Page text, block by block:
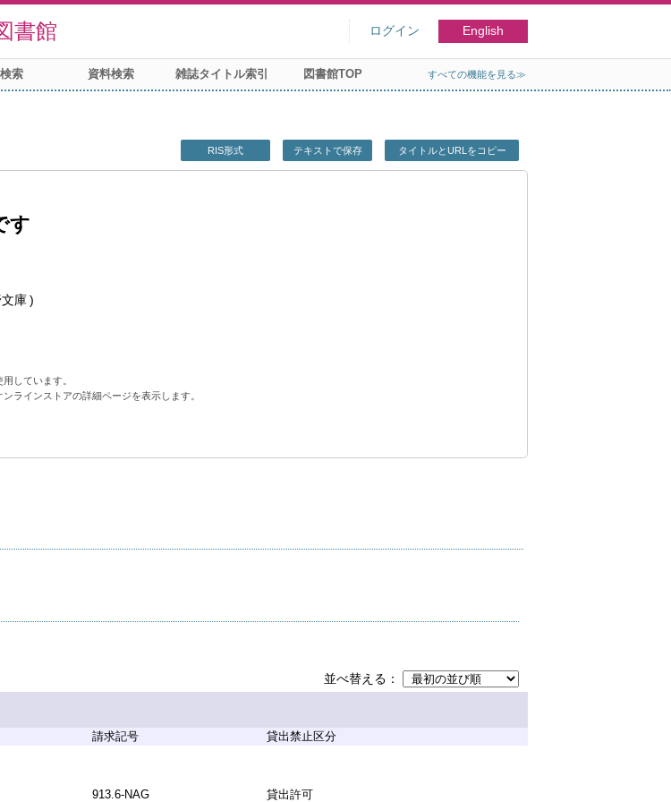
書館 ログイン English
索 資料検索 雑誌タイトル索引 図書館TOP すべての機能を見る≫
RIS形式 テキストで保存 タイトルとURLをコピー
す
文庫
しています。
ラインストアの詳細ページを表示します。
並べ替える
請求記号 貸出禁止区分
913.6-NAG 貸出許可